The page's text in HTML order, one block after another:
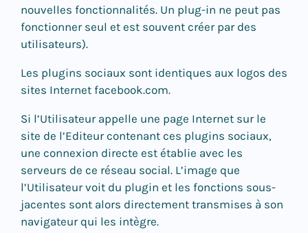
nouvelles fonctionnalités. Un plug-in ne peut pas
fonctionner seul et est souvent créer par des
utilisateurs).
Les plugins sociaux sont identiques aux logos des
sites Internet facebook.com.
Si l’Utilisateur appelle une page Internet sur le
site de l’Editeur contenant ces plugins sociaux,
une connexion directe est établie avec les
serveurs de ce réseau social. L’image que
l’Utilisateur voit du plugin et les fonctions sous-
jacentes sont alors directement transmises à son
navigateur qui les intègre.